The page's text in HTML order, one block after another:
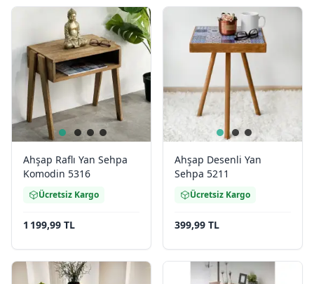
Ahşap Raflı Yan Sehpa
Komodin 5316
Ücretsiz Kargo
1 199,99 TL
Ahşap Desenli Yan
Sehpa 5211
Ücretsiz Kargo
399,99 TL